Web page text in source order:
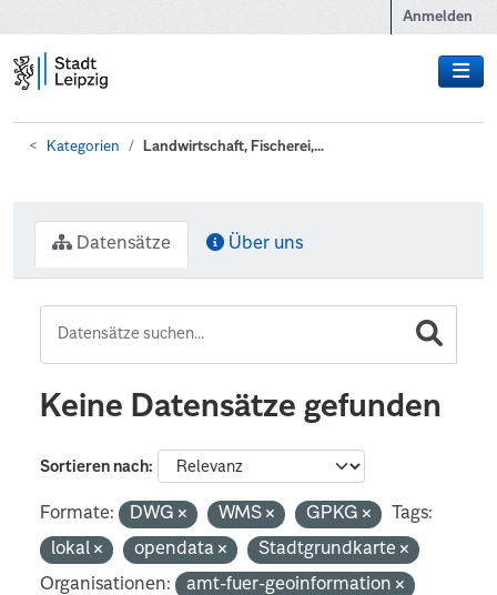
Anmelden
Kategorien Landwirtschaft, Fischerei,...
Datensätze Über uns
Keine Datensätze gefunden
Sortieren nach
Formate: DWG WMS GPKG
Tags:
lokal
opendata
Stadtgrundkarte
Organisationen:
amt-fuer-geoinformation